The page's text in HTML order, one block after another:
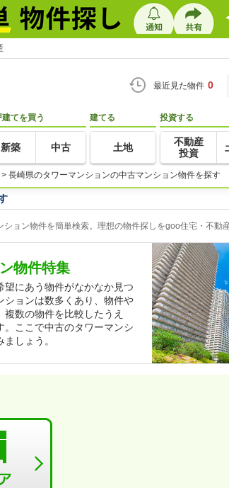
最近見た物件 0
建てを買う
新築 中古
建てる
土地
投資する
不動産
投資
> 長崎県のタワーマンションの中古マンション物件を探す
ョン物件を簡単検索。理想の物件探しをgoo住宅・不動
物件特集
にあう物件がなかなか見つ
ションは数多くあり、物件や
数の物件を比較したうえ
。ここで中古のタワーマンシ
しょう。